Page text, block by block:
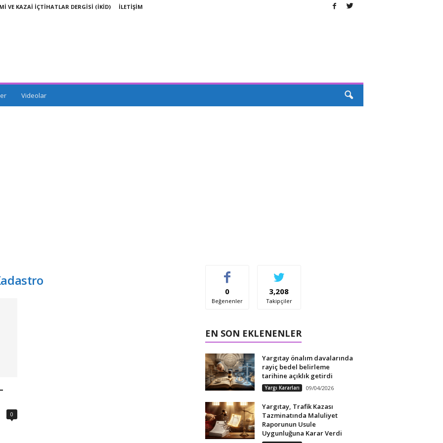
VE KAZAİ İÇTİHATLAR DERGİSİ (İKİD) İLETİŞİM
Videolar
0
0
Beğenenler
3,208
Takipçiler
EN SON EKLENENLER
Yargıtay önalım davalarında
rayiç bedel belirleme
tarihine açıklık getirdi
Yargı Kararları 09/04/2026
Yargıtay, Trafik Kazası
Tazminatında Maluliyet
Raporunun Usule
Uygunluğuna Karar Verdi